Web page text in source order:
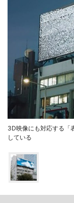
3D映像にも対応する「
している